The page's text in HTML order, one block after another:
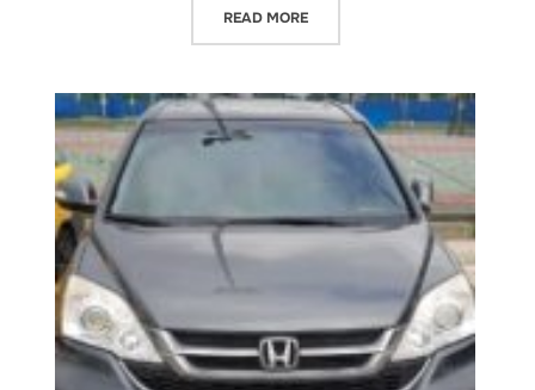
READ MORE“貨車可以借錢週轉嗎?因為是生財